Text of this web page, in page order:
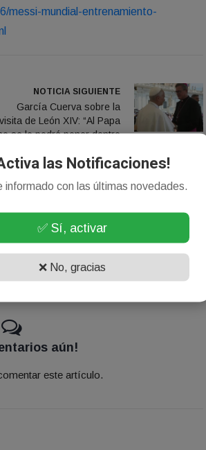
messi-mundial-entrenamiento-
NOTICIA SIGUIENTE
García Cuerva sobre la
visita de León XIV: “Al Papa
se lo podrá poner dentro
aún!
este artículo.
las Notificaciones!
informado con las últimas novedades.
✅ Sí, activar
❌ No, gracias